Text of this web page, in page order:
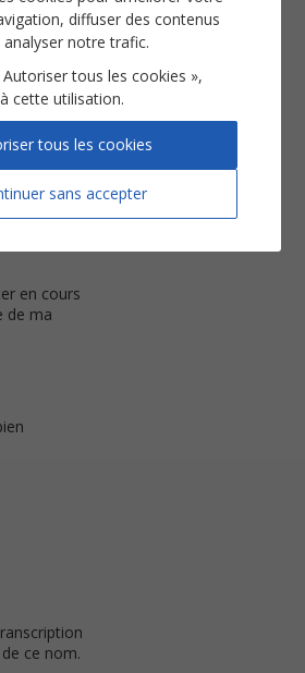
une
du jeu de
loin des
en cours
de ma
ce nom.
diffuser des contenus
notre trafic.
Autoriser tous les cookies »,
cette utilisation.
sans accepter
tous les cookies